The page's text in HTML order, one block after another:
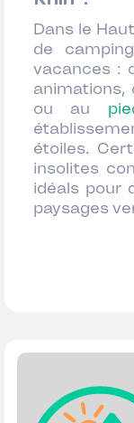
Dans le
de
vacances :
animations,
ou au
étoiles.
insolites
idéals pour
paysages